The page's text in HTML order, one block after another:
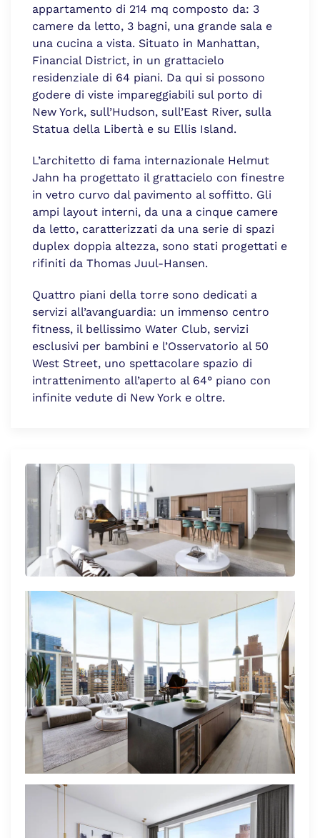
appartamento di 214 mq composto da: 3
camere da letto, 3 bagni, una grande sala e
una cucina a vista. Situato in Manhattan,
Financial District, in un grattacielo
residenziale di 64 piani. Da qui si possono
godere di viste impareggiabili sul porto di
New York, sull’Hudson, sull’East River, sulla
Statua della Libertà e su Ellis Island.
L’architetto di fama internazionale Helmut
Jahn ha progettato il grattacielo con finestre
in vetro curvo dal pavimento al soffitto. Gli
ampi layout interni, da una a cinque camere
da letto, caratterizzati da una serie di spazi
duplex doppia altezza, sono stati progettati e
rifiniti da Thomas Juul-Hansen.
Quattro piani della torre sono dedicati a
servizi all’avanguardia: un immenso centro
fitness, il bellissimo Water Club, servizi
esclusivi per bambini e l’Osservatorio al 50
West Street, uno spettacolare spazio di
intrattenimento all’aperto al 64° piano con
infinite vedute di New York e oltre.